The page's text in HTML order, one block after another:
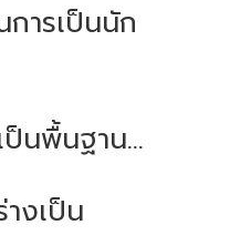
การเป็นนัก
นพื้นฐาน...
งเป็น